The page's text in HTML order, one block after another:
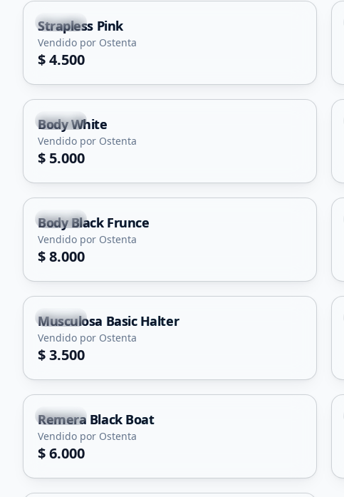
Merlo
Strapless Pink
Vendido por Ostenta
$ 4.500
Merlo
Body White
Vendido por Ostenta
$ 5.000
Merlo
Body Black Frunce
Vendido por Ostenta
$ 8.000
Merlo
Musculosa Basic Halter
Vendido por Ostenta
$ 3.500
Merlo
Remera Black Boat
Vendido por Ostenta
$ 6.000